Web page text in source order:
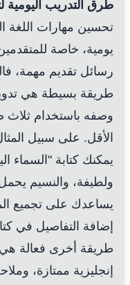
طرق التدريب اليومية
تحسين مهارات اللغة
يومية، خاصة
رسائل تقديم مهمة،
طريقة بسيطة هي
وصفه باستخدام
الأقل. على سبيل
يمكنك كتابة "السماء
ولطيفة، والنسيم
يساعدك على تجميع
إضافة التفاصيل في
طريقة أخرى فعالة
إنجليزية ممتازة،